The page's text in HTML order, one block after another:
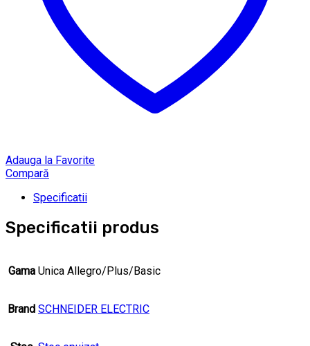
Adauga la Favorite
Compară
Specificatii
Specificatii produs
Gama Unica Allegro/Plus/Basic
Brand SCHNEIDER ELECTRIC